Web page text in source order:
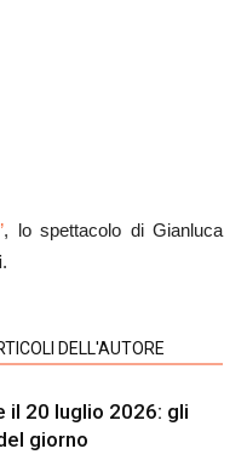
, lo spettacolo di Gianluca
.
DELL'AUTORE
il 20 luglio 2026: gli
giorno